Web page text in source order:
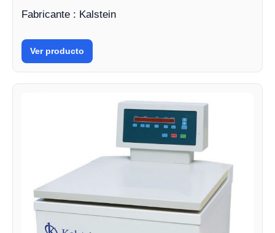
Fabricante : Kalstein
Ver producto